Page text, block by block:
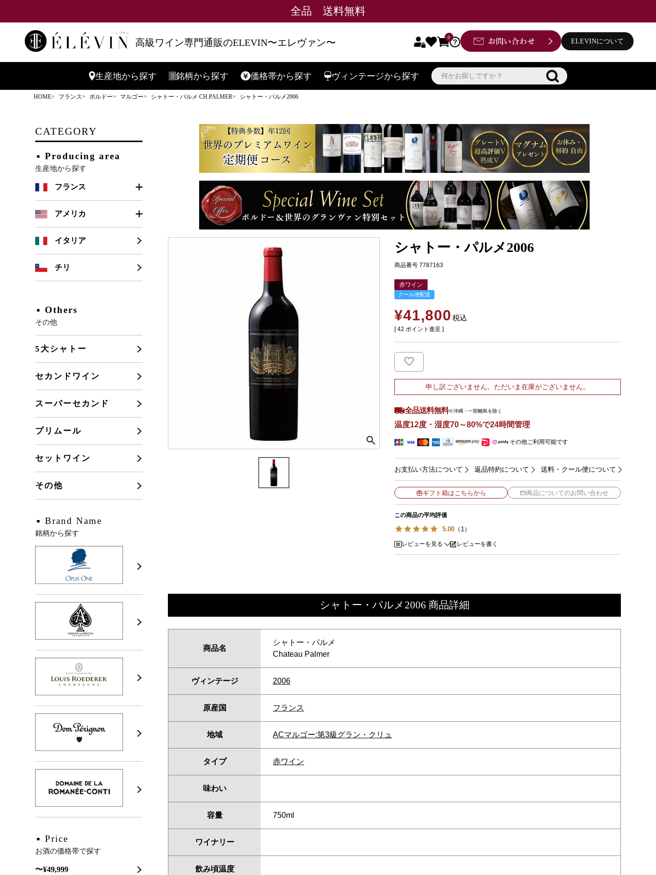
全品 送料無料
高級ワイン専門通販のELEVIN〜エレヴァン〜 0
ELEVINについて
生産地から探す 銘柄から探す 価格帯から探す ヴィンテージから探す
検索
HOME フランス ボルドー マルゴー シャトー・パルメ CH.PALMER シャトー・パルメ2006
CATEGORY
Producing area
生産地から探す
フランス
ボルドー
シャンパーニュ
ブルゴーニュ
アメリカ
カリフォルニア
イタリア
チリ
Others
その他
5大シャトー
セカンドワイン
スーパーセカンド
プリムール
セットワイン
その他
Brand Name
銘柄から探す
Price
お酒の価格帯で探す
〜¥49,999
シャトー・パルメ2006
商品番号 7787163
赤ワイン
クール便配送
¥41,800 税込
[ 42 ポイント進呈 ]
申し訳ございません。ただいま在庫がございません。
全品送料無料※沖縄・一部離島を除く
温度12度・湿度70～80%で24時間管理
その他ご利用可能です
お支払い方法について 返品特約について 送料・クール便について
ギフト箱はこちらから 商品についてのお問い合わせ
この商品の平均評価
5.00 （1）
レビューを見る レビューを書く
シャトー・パルメ2006 商品詳細
商品名
シャトー・パルメ
Chateau Palmer
ヴィンテージ 2006
原産国 フランス
地域 ACマルゴー:第3級グラン・クリュ
タイプ 赤ワイン
味わい
容量 750ml
ワイナリー
飲み頃温度